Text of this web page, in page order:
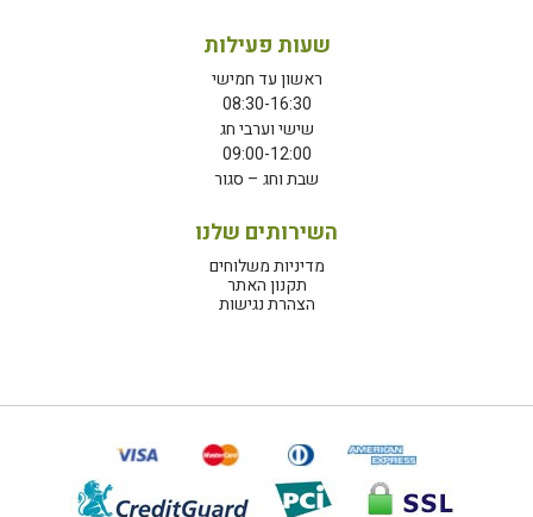
שעות פעילות
ראשון עד חמישי
08:30-16:30
שישי וערבי חג
09:00-12:00
שבת וחג – סגור
השירותים שלנו
מדיניות משלוחים
תקנון האתר
הצהרת נגישות